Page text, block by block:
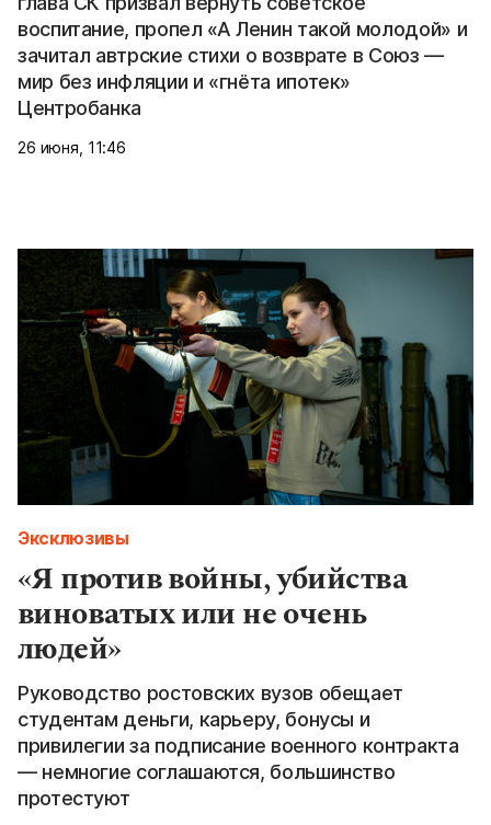
воспитание, пропел «А Ленин такой молодой» и
зачитал автрские стихи о возврате в Союз —
мир без инфляции и «гнёта ипотек»
Центробанка
26 июня, 11:46
Эксклюзивы
«Я против войны, убийства
виноватых или не очень
людей»
Руководство ростовских вузов обещает
студентам деньги, карьеру, бонусы и
привилегии за подписание военного контракта
— немногие соглашаются, большинство
протестуют